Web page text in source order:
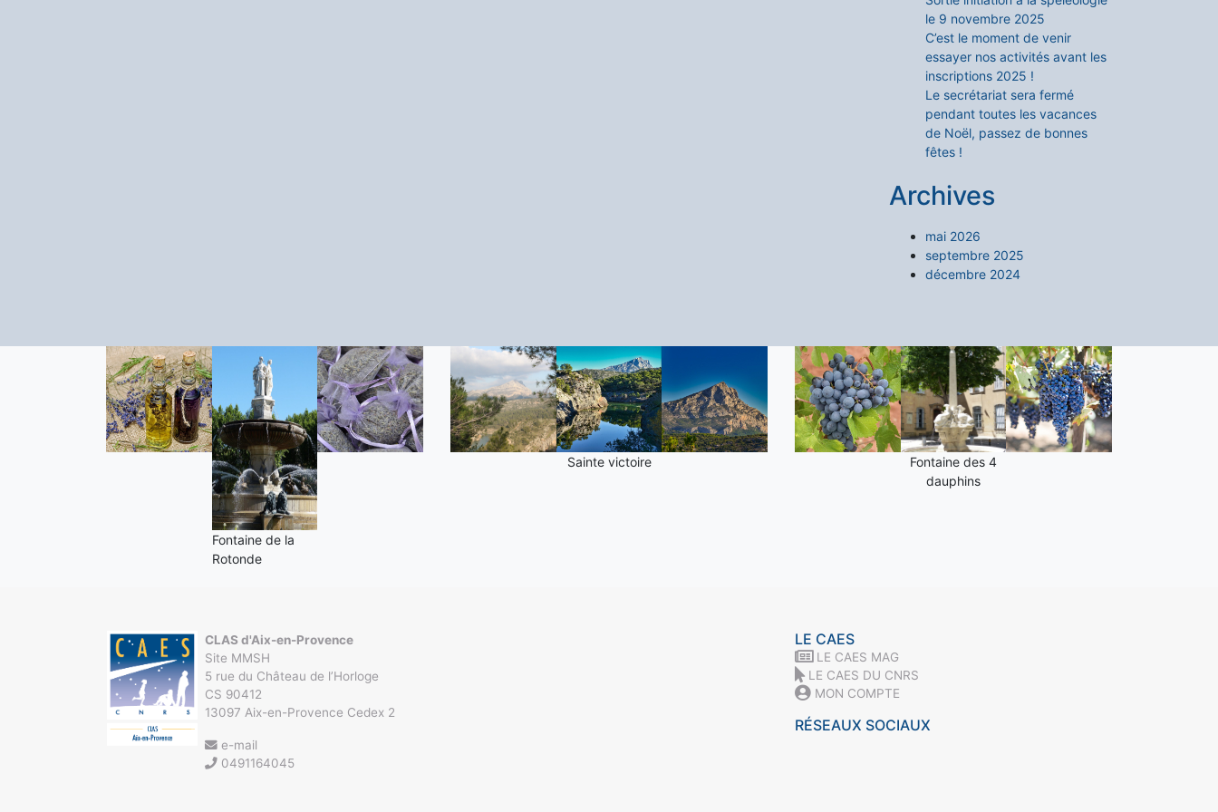
le 9 novembre 2025
C’est le moment de venir
essayer nos activités avant les
inscriptions 2025 !
Le secrétariat sera fermé
pendant toutes les vacances
de Noël, passez de bonnes
fêtes !
Archives
mai 2026
septembre 2025
décembre 2024
Fontaine de la
Rotonde
Sainte victoire
Fontaine des 4
dauphins
CLAS d'Aix-en-Provence
Site MMSH
5 rue du Château de l’Horloge
CS 90412
13097 Aix-en-Provence Cedex 2
e-mail
0491164045
LE CAES
LE CAES MAG
LE CAES DU CNRS
MON COMPTE
RÉSEAUX SOCIAUX